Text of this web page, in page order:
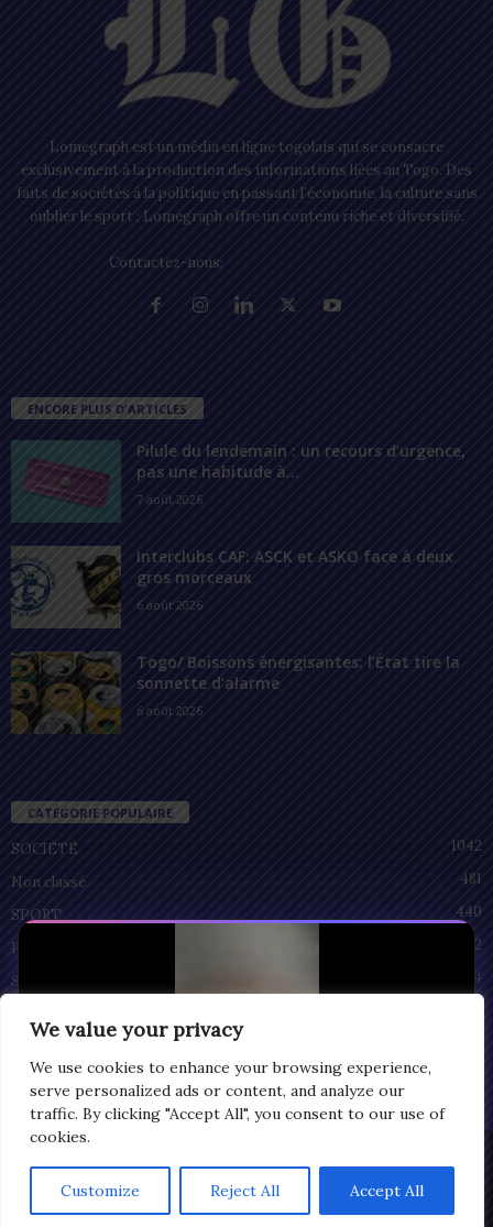
We value your privacy
We use cookies to enhance your browsing experience,
serve personalized ads or content, and analyze our
traffic. By clicking "Accept All", you consent to our use of
cookies.
Customize Reject All Accept All
Lomegraph est un média en ligne togolais qui se consacre
exclusivement à la production des informations liées au Togo. Des
faits de sociétés à la politique en passant l’économie, la culture sans
oublier le sport ; Lomegraph offre un contenu riche et diversifié.
Contactez-nous:
ENCORE PLUS D'ARTICLES
Pilule du lendemain : un recours d’urgence,
pas une habitude à...
7 août 2026
Interclubs CAF: ASCK et ASKO face à deux
gros morceaux
6 août 2026
Togo/ Boissons énergisantes: l’État tire la
sonnette d’alarme
6 août 2026
CATÉGORIE POPULAIRE
SOCIÉTÉ
1042
Non classé
481
SPORT
440
POLITIQUE
212
SANTÉ
94
© Copyright 2025 | LOMEGRAPH
All rights reserved
0:06